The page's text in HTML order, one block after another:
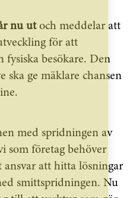
nu utoch meddelar att
för att
fysiska besökare. Den
ska ge mäklare chansen
med spridningen av
som företag behöver
att hitta lösningar
smittspridningen. Nu